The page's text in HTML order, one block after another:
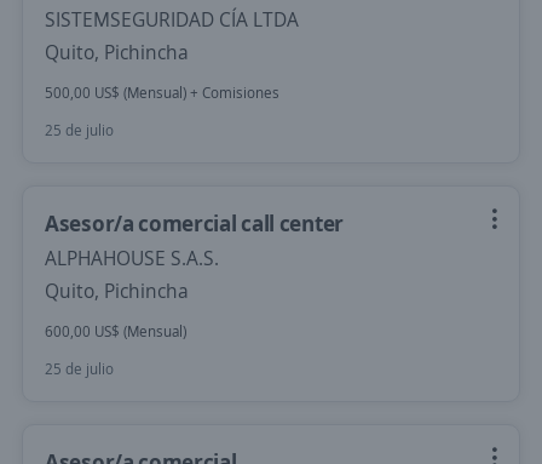
SISTEMSEGURIDAD CÍA LTDA
Quito, Pichincha
500,00 US$ (Mensual) + Comisiones
25 de julio
Asesor/a comercial call center
ALPHAHOUSE S.A.S.
Quito, Pichincha
600,00 US$ (Mensual)
25 de julio